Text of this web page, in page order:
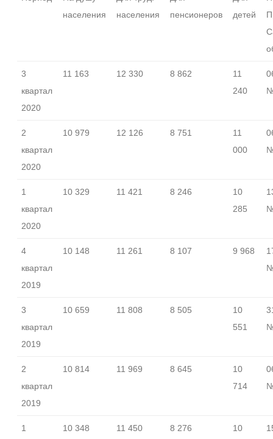
населения
населения
пенсионеров
детей
3
квартал
2020
11 163 12 330 8 862
11
240
2
квартал
2020
10 979 12 126 8 751
11
000
1
квартал
2020
10 329 11 421 8 246
10
285
4
квартал
2019
10 148 11 261 8 107 9 968
3
квартал
2019
10 659 11 808 8 505
10
551
2
квартал
2019
10 814 11 969 8 645
10
714
1
10 348 11 450 8 276
10